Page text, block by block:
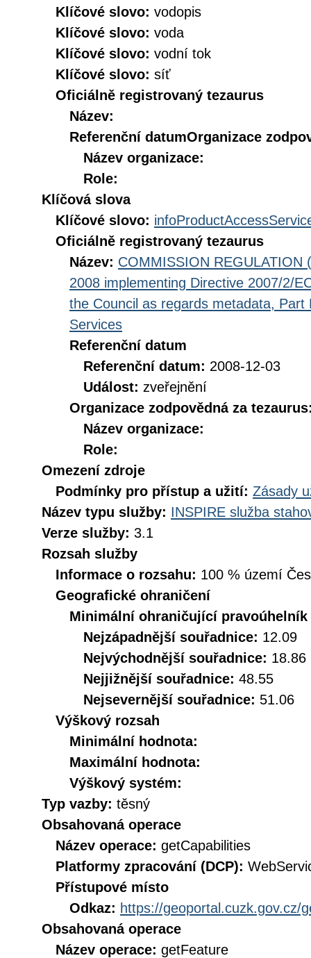
Klíčové slovo: vodopis
Klíčové slovo: voda
Klíčové slovo: vodní tok
Klíčové slovo: síť
Oficiálně registrovaný tezaurus
Název:
Referenční datumOrganizace
Název organizace:
Role:
Klíčová slova
Klíčové slovo:
Oficiálně registrovaný tezaurus
Název: COMMISSION REGULATION
2008 implementing Directive 2007/2/
the Council as regards metadata,
Services
Referenční datum
Referenční datum: 2008-12-03
Událost: zveřejnění
Organizace zodpovědná za
Název organizace:
Role:
Omezení zdroje
Podmínky pro přístup a užití: Zásady
Název typu služby: INSPIRE služba
Verze služby: 3.1
Rozsah služby
Informace o rozsahu: 100 % území
Geografické ohraničení
Minimální ohraničující pravoúhelník
Nejzápadnější souřadnice: 12.09
Nejvýchodnější souřadnice: 18.86
Nejjižnější souřadnice: 48.55
Nejsevernější souřadnice: 51.06
Výškový rozsah
Minimální hodnota:
Maximální hodnota:
Výškový systém:
Typ vazby: těsný
Obsahovaná operace
Název operace: getCapabilities
Platformy zpracování (DCP):
Přístupové místo
Odkaz: https://geoportal.cuzk.gov.cz/
Obsahovaná operace
Název operace: getFeature